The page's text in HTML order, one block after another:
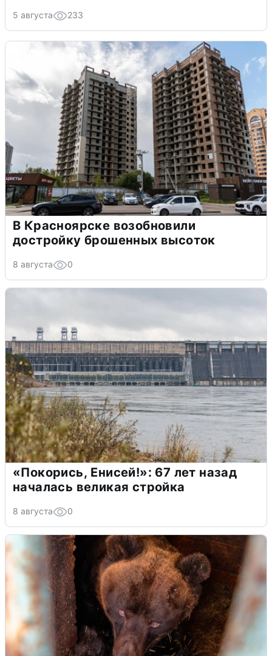
5 августа 233
В Красноярске возобновили
достройку брошенных высоток
8 августа 0
«Покорись, Енисей!»: 67 лет назад
началась великая стройка
8 августа 0